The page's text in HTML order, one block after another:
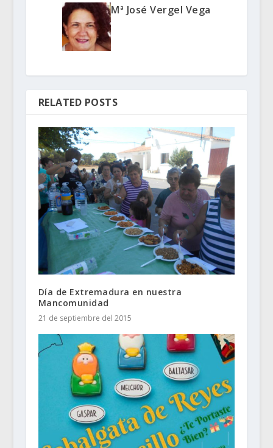
Mª José Vergel Vega
RELATED POSTS
Día de Extremadura en nuestra
Mancomunidad
21 de septiembre del 2015